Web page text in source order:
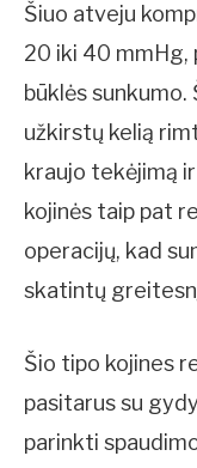
Šiuo atveju
20 iki 40 mmHg,
būklės
užkirstų kelią
kraujo tekėjimą
kojinės taip pat
operacijų, kad
skatintų
Šio tipo kojines
pasitarus su
parinkti